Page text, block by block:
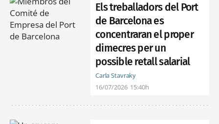
Els treballadors del Port
de Barcelona es
concentraran el proper
dimecres per un
possible retall salarial
Carla Stavraky
16/07/2026 15:40h